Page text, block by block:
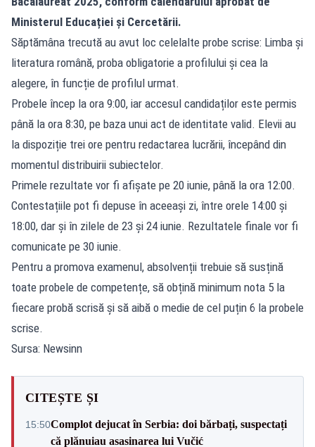
Ministerul Educației și Cercetării.
Săptămâna trecută au avut loc celelalte probe scrise: Limba și
literatura română, proba obligatorie a profilului și cea la
alegere, în funcție de profilul urmat.
Probele încep la ora 9:00, iar accesul candidaților este permis
până la ora 8:30, pe baza unui act de identitate valid. Elevii au
la dispoziție trei ore pentru redactarea lucrării, începând din
momentul distribuirii subiectelor.
Primele rezultate vor fi afișate pe 20 iunie, până la ora 12:00.
Contestațiile pot fi depuse în aceeași zi, între orele 14:00 și
18:00, dar și în zilele de 23 și 24 iunie. Rezultatele finale vor fi
comunicate pe 30 iunie.
Pentru a promova examenul, absolvenții trebuie să susțină
toate probele de competențe, să obțină minimum nota 5 la
fiecare probă scrisă și să aibă o medie de cel puțin 6 la probele
scrise.
Sursa: Newsinn
CITEȘTE ȘI
15:50Complot dejucat în Serbia: doi bărbați, suspectați
că plănuiau asasinarea lui Vučić